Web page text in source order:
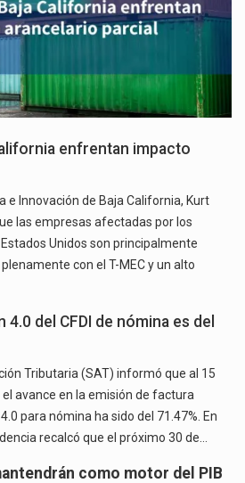
enfrentan impacto
e Innovación de Baja California, Kurt
las empresas afectadas por los
Unidos son principalmente
con el T-MEC y un alto
del CFDI de nómina es del
Tributaria (SAT) informó que al 15
avance en la emisión de factura
para nómina ha sido del 71.47%. En
recalcó que el próximo 30 de…
como motor del PIB